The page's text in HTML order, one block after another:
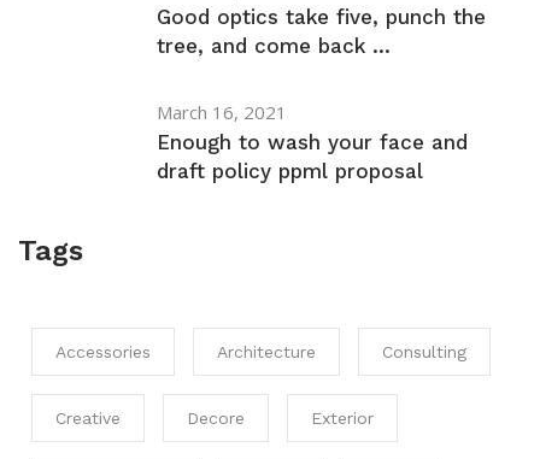
Good optics take five, punch the
tree, and come back ...
March 16, 2021
Enough to wash your face and
draft policy ppml proposal
Tags
Accessories Architecture Consulting
Creative Decore Exterior